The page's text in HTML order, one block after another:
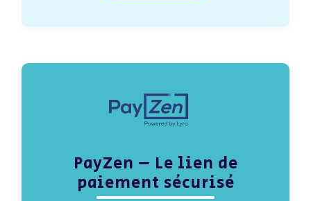
PayZen – Le lien de
paiement sécurisé